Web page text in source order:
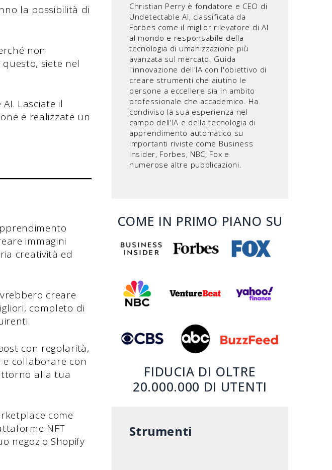
la possibilità di
non
siete nel
Lasciate il
e realizzate un
immagini
creatività ed
creare
completo di
con regolarità,
collaborare con
alla tua
come
NFT
negozio Shopify
Christian Perry è fondatore e CEO di
Undetectable AI, classificata da
Forbes come il miglior rilevatore di AI
al mondo e responsabile della
tecnologia di umanizzazione più
avanzata sul mercato. Guida
l'innovazione dell'IA con l'obiettivo di
creare strumenti che aiutino le
persone a eccellere sia in ambito
professionale che accademico. Ha
condiviso la sua esperienza nel
campo dell'IA e della tecnologia di
apprendimento automatico su
importanti riviste come Business
Insider, Forbes, NBC, Fox e
numerose altre pubblicazioni.
COME IN PRIMO PIANO SU
FIDUCIA DI OLTRE
20.000.000 DI UTENTI
Strumenti